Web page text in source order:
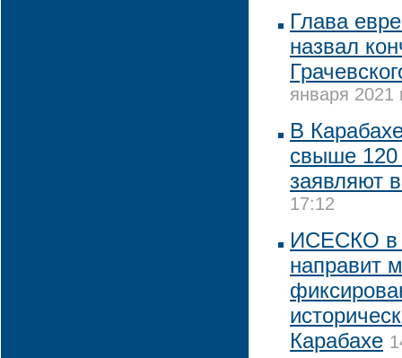
Глава
назвал
января 2021
В
свыше 120
заявляют
17:12
ИСЕСКО в
направит
Карабахе